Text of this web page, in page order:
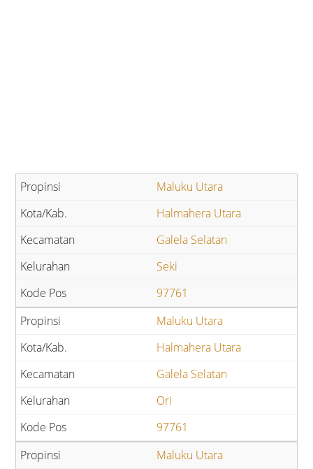
Maluku Utara
Halmahera Utara
Galela Selatan
Seki
97761
Maluku Utara
Halmahera Utara
Galela Selatan
Ori
97761
Maluku Utara